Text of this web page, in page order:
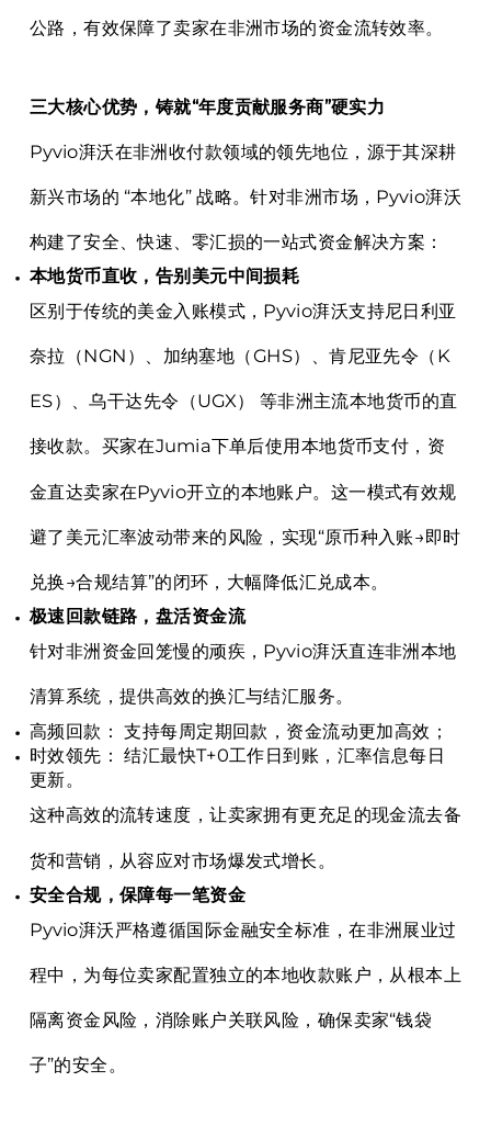
公路，有效保障了卖家在非洲市场的资金流转效率。
三大核心优势，铸就“年度贡献服务商”硬实力
Pyvio湃沃在非洲收付款领域的领先地位，源于其深耕
新兴市场的 “本地化” 战略。针对非洲市场，Pyvio湃沃
构建了安全、快速、零汇损的一站式资金解决方案：
本地货币直收，告别美元中间损耗
区别于传统的美金入账模式，Pyvio湃沃支持尼日利亚
奈拉（NGN）、加纳塞地（GHS）、肯尼亚先令 （K
ES）、乌干达先令（UGX） 等非洲主流本地货币的直
接收款。买家在Jumia下单后使用本地货币支付，资
金直达卖家在Pyvio开立的本地账户。这一模式有效规
避了美元汇率波动带来的风险，实现“原币种入账→即时
兑换→合规结算”的闭环，大幅降低汇兑成本。
极速回款链路，盘活资金流
针对非洲资金回笼慢的顽疾，Pyvio湃沃直连非洲本地
清算系统，提供高效的换汇与结汇服务。
高频回款： 支持每周定期回款，资金流动更加高效；
时效领先： 结汇最快T+0工作日到账，汇率信息每日
更新。
这种高效的流转速度，让卖家拥有更充足的现金流去备
货和营销，从容应对市场爆发式增长。
安全合规，保障每一笔资金
Pyvio湃沃严格遵循国际金融安全标准，在非洲展业过
程中，为每位卖家配置独立的本地收款账户，从根本上
隔离资金风险，消除账户关联风险，确保卖家“钱袋
子”的安全。